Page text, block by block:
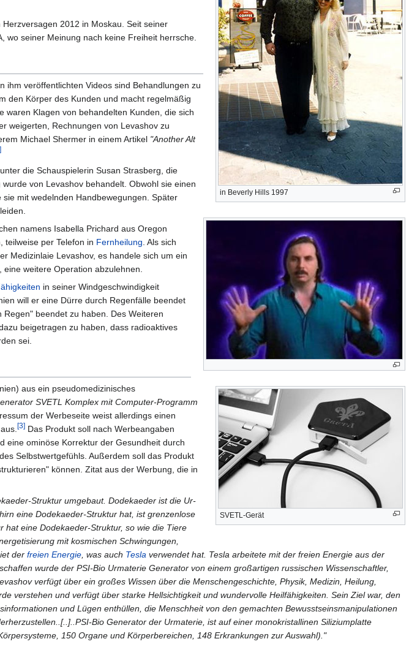
in Beverly Hills 1997
2012 in Moskau. Seit seiner
wo seiner Meinung nach keine Freiheit herrsche.
ihm veröffentlichten Videos sind Behandlungen zu
den Körper des Kunden und macht regelmäßig
waren Klagen von behandelten Kunden, die sich
weigerten, Rechnungen von Levashov zu
Michael Shermer in einem Artikel "Another Alt
die Schauspielerin Susan Strasberg, die
von Levashov behandelt. Obwohl sie einen
mit wedelnden Handbewegungen. Später
namens Isabella Prichard aus Oregon
teilweise per Telefon in Fernheilung . Als sich
Medizinlaie Levashov, es handele sich um ein
weitere Operation abzulehnen.
in seiner Windgeschwindigkeit
will er eine Dürre durch Regenfälle beendet
beendet zu haben. Des Weiteren
beigetragen zu haben, dass radioaktives
sei.
SVETL-Gerät
aus ein pseudomedizinisches
SVETL Komplex mit Computer-Programm
der Werbeseite weist allerdings einen
[3] Das Produkt soll nach Werbeangaben
eine ominöse Korrektur der Gesundheit durch
Selbstwertgefühls. Außerdem soll das Produkt
können. Zitat aus der Werbung, die in
Struktur umgebaut. Dodekaeder ist die Ur-
eine Dodekaeder-Struktur hat, ist grenzenlose
hat eine Dodekaeder-Struktur, so wie die Tiere
mit kosmischen Schwingungen,
derfreien Energie , was auch Tesla verwendet hat. Tesla arbeitete mit der freien Energie aus der
wurde der PSI-Bio Urmaterie Generator von einem großartigen russischen Wissenschaftler,
verfügt über ein großes Wissen über die Menschengeschichte, Physik, Medizin, Heilung,
verstehen und verfügt über starke Hellsichtigkeit und wundervolle Heilfähigkeiten. Sein Ziel war, den
und Lügen enthüllen, die Menschheit von den gemachten Bewusstseinsmanipulationen
Bio Generator der Urmaterie, ist auf einer monokristallinen Siliziumplatte
150 Organe und Körperbereichen, 148 Erkrankungen zur Auswahl)."